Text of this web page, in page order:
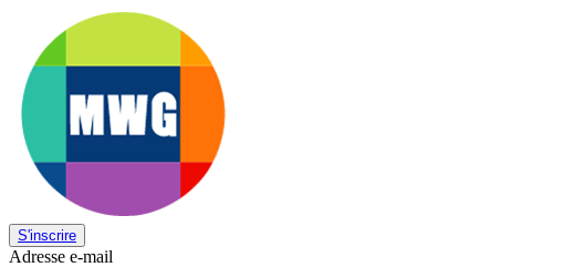
S'inscrire
Adresse e-mail